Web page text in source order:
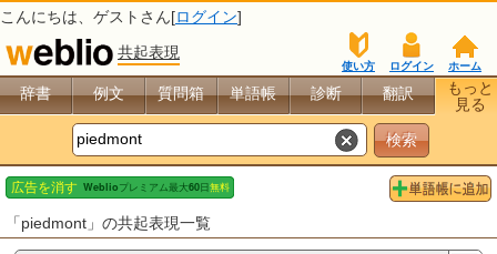
こんにちは、 ゲスト さん[ログイン]
共起表現
ホーム
ログイン
使い方
辞書 例文 質問箱 単語帳 診断 翻訳
もっと
見る
「piedmont」の共起表現一覧